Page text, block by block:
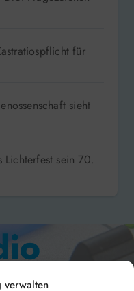
verwalten
für
sieht
sein 70.